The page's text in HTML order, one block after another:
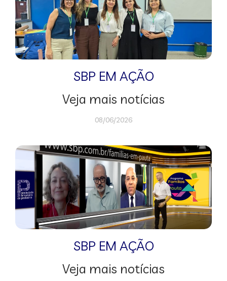
SBP EM AÇÃO
Veja mais notícias
08/06/2026
SBP EM AÇÃO
Veja mais notícias